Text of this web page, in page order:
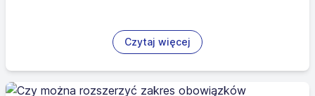
Czytaj więcej